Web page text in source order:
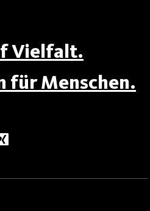
Vielfalt.
für Menschen.